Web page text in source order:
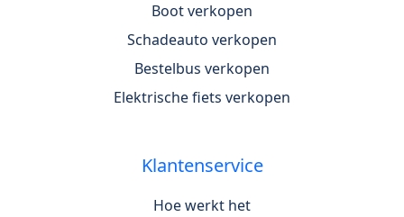
Boot verkopen
Schadeauto verkopen
Bestelbus verkopen
Elektrische fiets verkopen
Klantenservice
Hoe werkt het